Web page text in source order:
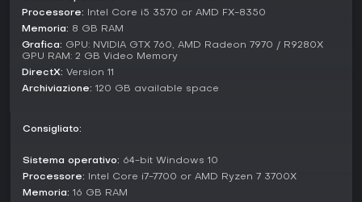
inclusi. Supporta hardware moderni, tra cui risoluzione 4K e
HDR, con compatibilità per schermi widescreen e controller
su PC.
Vale la pena giocarci?
L'accoglienza per Mass Effect Legendary Edition resta
meccaniche più fluide, ideali per i nuovi arrivati. È perfetto
combattimenti di squadra. Se prediligi interazioni profonde
tra personaggi e storie basate sulle scelte rispetto al
multiplayer competitivo, questa collection regge ancora nel
Processore: Intel Core i5 3570 or AMD FX-8350
Memoria: 8 GB RAM
Grafica: GPU: NVIDIA GTX 760, AMD Radeon 7970 / R9280X
GPU RAM: 2 GB Video Memory
DirectX: Version 11
Archiviazione: 120 GB available space
Consigliato:
Sistema operativo: 64-bit Windows 10
Processore: Intel Core i7-7700 or AMD Ryzen 7 3700X
Memoria: 16 GB RAM